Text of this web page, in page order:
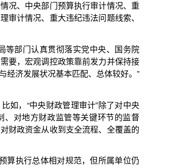
审计”除了对中央
键环节的监督
流程、全覆盖的
，但所属单位仍
部门所属单位利
违法问题线索”
审计对所有管理
一遗漏、无一例
者，一年来，审
域、重点领域、